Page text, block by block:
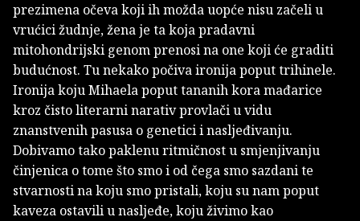
prezimena očeva koji ih možda uopće nisu začeli u
vrućici žudnje, žena je ta koja pradavni
mitohondrijski genom prenosi na one koji će graditi
budućnost. Tu nekako počiva ironija poput trihinele.
Ironija koju Mihaela poput tananih kora mađarice
kroz čisto literarni narativ provlači u vidu
znanstvenih pasusa o genetici i nasljeđivanju.
Dobivamo tako paklenu ritmičnost u smjenjivanju
činjenica o tome što smo i od čega smo sazdani te
stvarnosti na koju smo pristali, koju su nam poput
kaveza ostavili u nasljeđe, koju živimo kao